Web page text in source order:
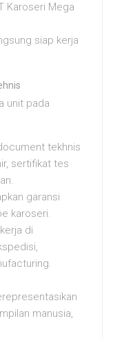
Karoseri Mega
siap kerja
unit pada
tekhnis
sertifikat tes
garansi
karoseri.
di
manusia,